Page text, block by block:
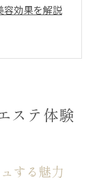
容効果を解説
感
方とは
じる安らぎ
ックス効果
例を紹介
ステ体験
する魅力